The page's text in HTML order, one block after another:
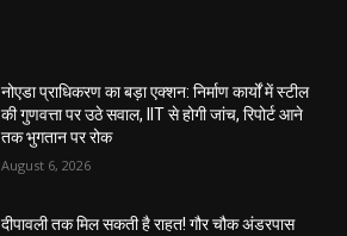
नोएडा प्राधिकरण का बड़ा एक्शन: निर्माण कार्यों में स्टील
की गुणवत्ता पर उठे सवाल, IIT से होगी जांच, रिपोर्ट आने
तक भुगतान पर रोक
August 6, 2026
दीपावली तक मिल सकती है राहत! गौर चौक अंडरपास